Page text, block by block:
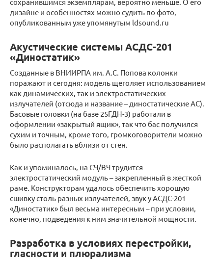
дизайне и особенностях можно судить по фото,
опубликованным уже упомянутым ldsound.ru
Акустические системы АСДС-201
«Диностатик»
Созданные в ВНИИРПА им. А.С. Попова колонки
поражают и сегодня: модель щеголяет использованием
как динамических, так и электростатических
излучателей (отсюда и название – диностатические АС).
Басовые головки (на базе 25ГДН-3) работали в
оформлении «закрытый ящик», так что бас получился
сухим и точным, кроме того, громкоговорители можно
было располагать вблизи от стен.
Как и упоминалось, на СЧ/ВЧ трудится
электростатический модуль – закрепленный в жесткой
раме. Конструкторам удалось обеспечить хорошую
сшивку столь разных излучателей, звук у АСДС-201
«Диностатик» был весьма интересным – при условии,
конечно, подведения к ним значительной мощности.
Разработка в условиях перестройки,
гласности и плюрализма